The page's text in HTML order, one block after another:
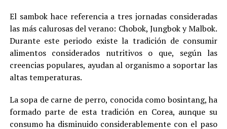
El sambok hace referencia a tres jornadas consideradas
las más calurosas del verano: Chobok, Jungbok y Malbok.
Durante este periodo existe la tradición de consumir
alimentos considerados nutritivos o que, según las
creencias populares, ayudan al organismo a soportar las
altas temperaturas.
La sopa de carne de perro, conocida como bosintang, ha
formado parte de esta tradición en Corea, aunque su
consumo ha disminuido considerablemente con el paso